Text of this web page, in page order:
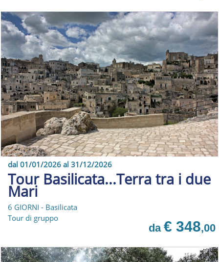
dal 01/01/2026 al 31/12/2026
Tour Basilicata...Terra tra i due
Mari
6 GIORNI - Basilicata
Tour di gruppo
da € 348,00